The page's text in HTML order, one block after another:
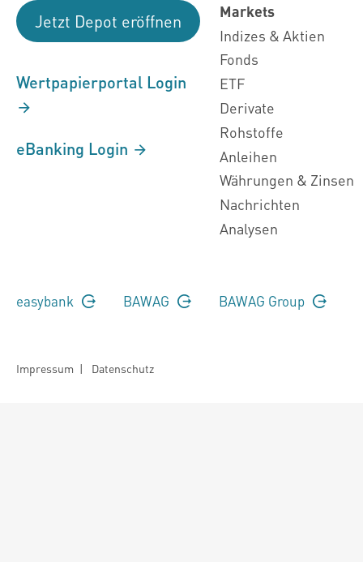
Jetzt Depot eröffnen
Wertpapierportal Login
eBanking Login
Markets
Indizes & Aktien
Fonds
ETF
Derivate
Rohstoffe
Anleihen
Währungen & Zinsen
Nachrichten
Analysen
easybank BAWAG BAWAG Group
Impressum | Datenschutz